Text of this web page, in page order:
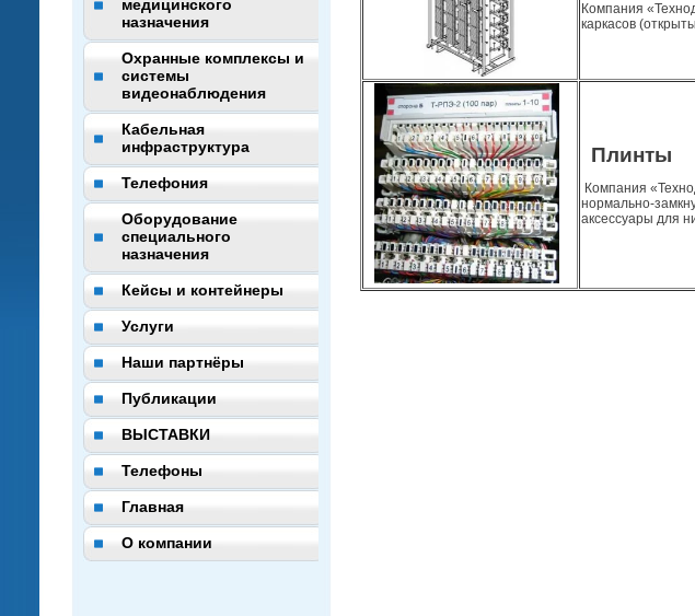
медицинского
назначения
Охранные комплексы и
системы
видеонаблюдения
Кабельная
инфраструктура
Телефония
Оборудование
специального
назначения
Кейсы и контейнеры
Услуги
Наши партнёры
Публикации
ВЫСТАВКИ
Телефоны
Главная
О компании
Компания
каркасов
Плинты
Компания
нормально-
аксессуары для